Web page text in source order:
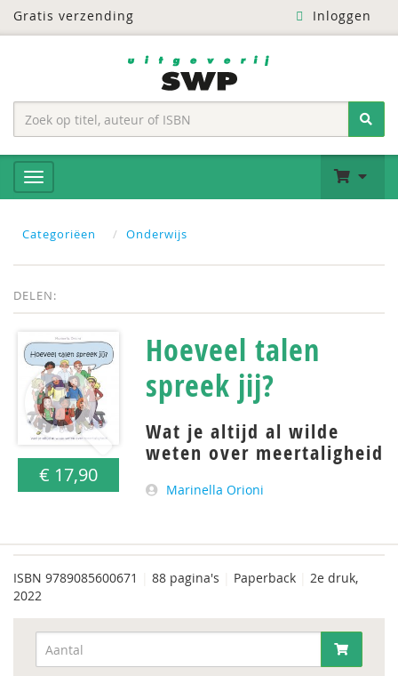
Gratis verzending Inloggen
Categoriëen Onderwijs
DELEN:
€ 17,90
Hoeveel talen
spreek jij?
Wat je altijd al wilde
weten over meertaligheid
Marinella Orioni
ISBN 9789085600671 88 pagina's Paperback
2e druk,
2022